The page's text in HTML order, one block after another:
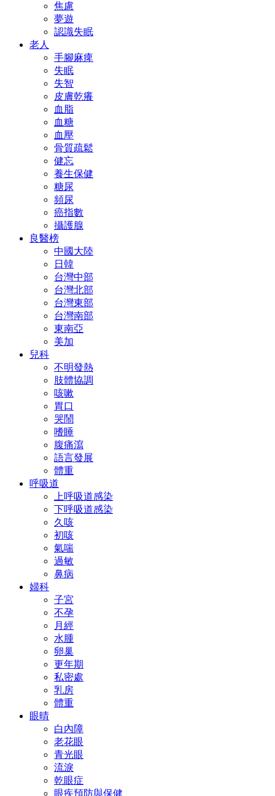
焦慮
夢遊
認識失眠
老人
手腳麻痺
失眠
失智
皮膚乾癢
血脂
血糖
血壓
骨質疏鬆
健忘
養生保健
糖尿
頻尿
癌指數
攝護腺
良醫榜
中國大陸
日韓
台灣中部
台灣北部
台灣東部
台灣南部
東南亞
美加
兒科
不明發熱
肢體協調
咳嗽
胃口
哭鬧
嗜睡
腹痛瀉
語言發展
體重
呼吸道
上呼吸道感染
下呼吸道感染
久咳
初咳
氣喘
過敏
鼻病
婦科
子宮
不孕
月經
水腫
卵巢
更年期
私密處
乳房
體重
眼晴
白內障
老花眼
青光眼
流淚
乾眼症
眼疾預防與保健